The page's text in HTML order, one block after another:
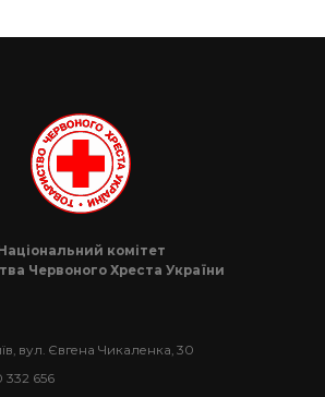
Національний комітет
Червоного Хреста України
вул. Євгена Чикаленка, 30
332 656